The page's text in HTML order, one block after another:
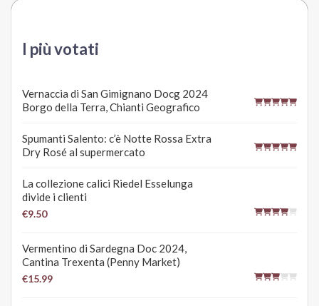
I più votati
Vernaccia di San Gimignano Docg 2024
Borgo della Terra, Chianti Geografico
Spumanti Salento: c’è Notte Rossa Extra
Dry Rosé al supermercato
La collezione calici Riedel Esselunga
divide i clienti
€9.50
Vermentino di Sardegna Doc 2024,
Cantina Trexenta (Penny Market)
€15.99